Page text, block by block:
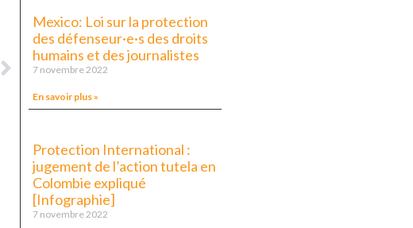
Mexico: Loi sur la protection
des défenseur·e·s des droits
humains et des journalistes
7 novembre 2022
En savoir plus »
Protection International :
jugement de l’action tutela en
Colombie expliqué
[Infographie]
7 novembre 2022